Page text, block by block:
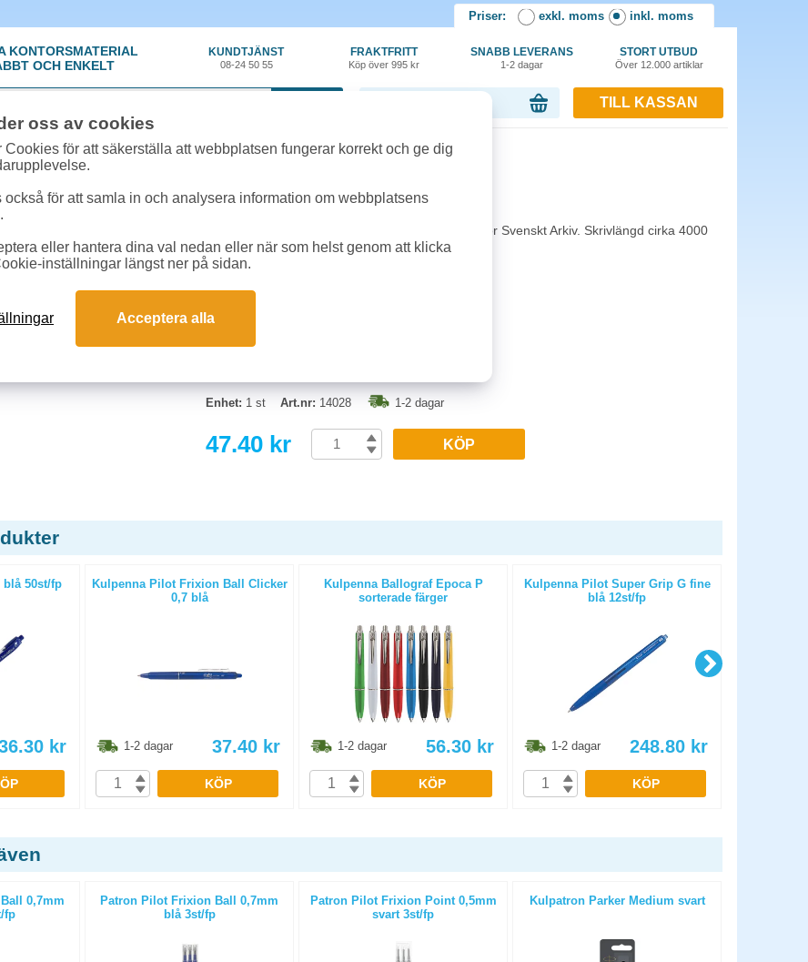
Priser: exkl. moms inkl. moms
KONTORSMATERIAL
OCH ENKELT
KUNDTJÄNST
08-24 50 55
FRAKTFRITT
Köp över 995 kr
SNABB LEVERANS
1-2 dagar
STORT UTBUD
Över 12.000 artiklar
TILL KASSAN
»Penna - Kul»Kulpenna Ballograf SA-4000XL
Kulpenna Ballograf SA-4000XL
Kulpenna med blått oljebaserat bläck. Godkänd för Svenskt Arkiv. Skrivlängd cirka 4000
meter. Mediumspets.
Enhet: 1 st Art.nr: 14028 1-2 dagar
47.40 kr KÖP
blå 50st/fp
kr
Kulpenna Pilot Frixion Ball Clicker
0,7 blå
1-2 dagar 37.40 kr
KÖP
Kulpenna Ballograf Epoca P
sorterade färger
1-2 dagar 56.30 kr
KÖP
Kulpenna Pilot Super Grip G fine
blå 12st/fp
1-2 dagar 248.80 kr
KÖP
0,7mm
fp
Patron Pilot Frixion Ball 0,7mm
blå 3st/fp
Patron Pilot Frixion Point 0,5mm
svart 3st/fp
Kulpatron Parker Medium svart
oss av cookies
Cookies för att säkerställa att webbplatsen fungerar korrekt och ge dig
också för att samla in och analysera information om webbplatsens
eller hantera dina val nedan eller när som helst genom att klicka
inställningar längst ner på sidan.
Acceptera alla